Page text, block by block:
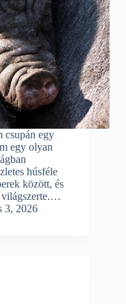
csupán egy
egy olyan
húsféle
között, és
világszerte.…
3, 2026